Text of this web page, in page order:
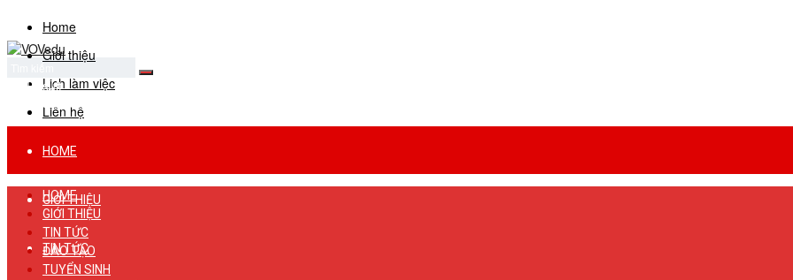
Home
Giới thiệu
Lịch làm việc
Liên hệ
No Result
View All Result
HOME
GIỚI THIỆU
TIN TỨC
HOME
GIỚI THIỆU
TIN TỨC
ĐÀO TẠO
TUYỂN SINH